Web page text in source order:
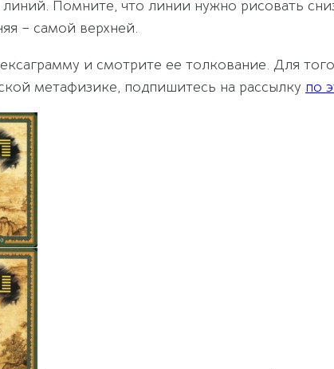
Помните, что линии нужно рисовать
– самой верхней.
и смотрите ее толкование. Для
метафизике, подпишитесь на рассылку по